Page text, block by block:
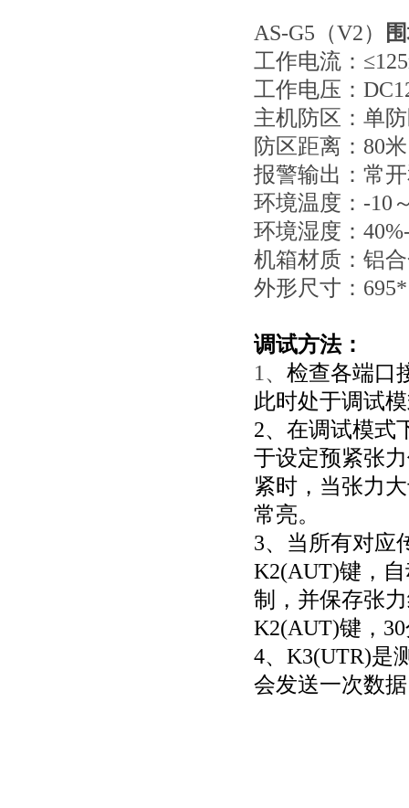
AS-G5（V2）
工作电流：
工作电压：
主机防区：单
防区距离：80
报警输出：常
环境温度：-10
环境湿度：
机箱材质：铝
外形尺寸：
调试方法：
1、 检查各端口
此时处于调试
2、在调试模式
于设定预紧张
紧时，当张力
常亮。
3、当所有对应
K2(AUT)键，
制，并保存张
K2(AUT)键，
4、K3(UTR)是
会发送一次数